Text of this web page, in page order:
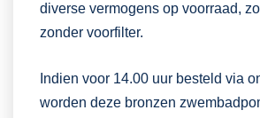
diverse vermogens op voorraad,
zonder voorfilter.
Indien voor 14.00 uur besteld via
worden deze bronzen